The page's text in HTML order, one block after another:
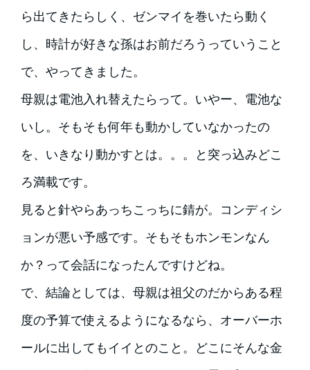
ら出てきたらしく、ゼンマイを巻いたら動く
し、時計が好きな孫はお前だろうっていうこと
で、やってきました。
母親は電池入れ替えたらって。いやー、電池な
いし。そもそも何年も動かしていなかったの
を、いきなり動かすとは。。。と突っ込みどこ
ろ満載です。
見ると針やらあっちこっちに錆が。コンディシ
ョンが悪い予感です。そもそもホンモンなん
か？って会話になったんですけどね。
で、結論としては、母親は祖父のだからある程
度の予算で使えるようになるなら、オーバーホ
ールに出してもイイとのこと。どこにそんな金